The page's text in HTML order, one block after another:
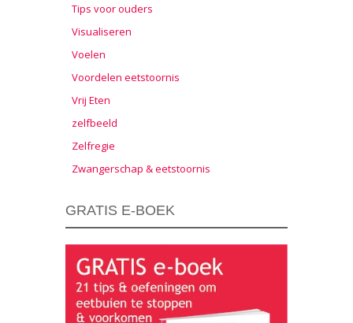
Tips voor ouders
Visualiseren
Voelen
Voordelen eetstoornis
Vrij Eten
zelfbeeld
Zelfregie
Zwangerschap & eetstoornis
GRATIS E-BOEK